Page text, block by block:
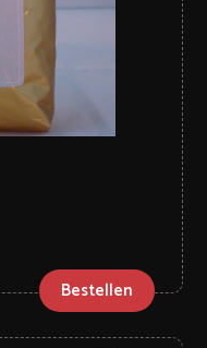
Bestellen